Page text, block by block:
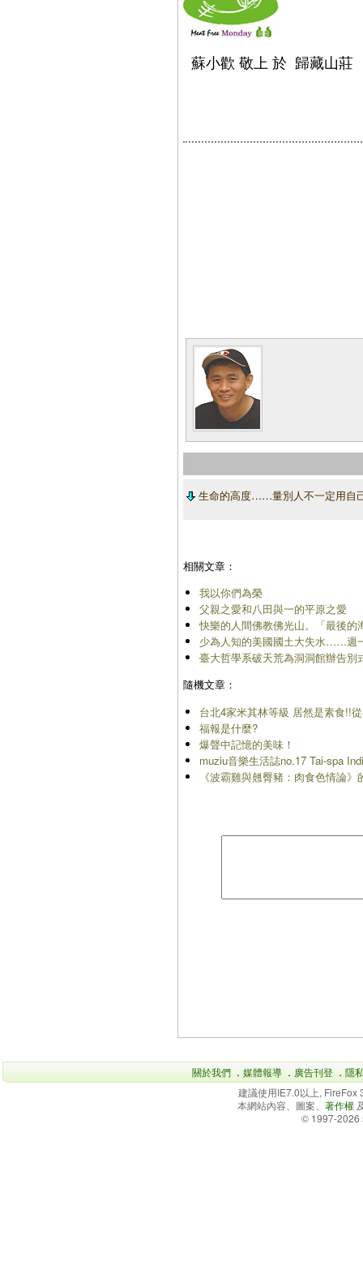
蘇小歡 敬上 於 歸藏山莊
生命的高度……量別人不一定用自
相關文章：
我以你們為榮
父親之愛和八田與一的平原之愛
快樂的人間佛教佛光山。「最後
少為人知的美國國土大失水……週
臺大哲學系破天荒為洞洞館辦告別
隨機文章：
台北4家米其林等級 居然是素食!!
福報是什麼?
爆聲中記憶的美味！
muziu音樂生活誌no.17 Tai-spa
《波霸雞與翹臀豬：肉食色情論
關於我們 ． 媒體報導 ． 廣告刊登 ． 隱
建議使用IE7.0以上,
本網站內容、圖案、 著作權
© 1997-2026